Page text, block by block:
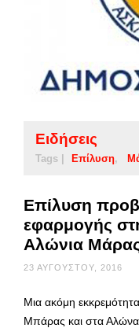
Ειδήσεις
Tags | Επίλυση
Επίλυση
εφαρμογής
Αλώνια
23 ΑΥΓΟΎΣΤΟΥ, 2016
Μια ακόμη εκκρεμότητα
Μπάρας και στα Αλώνα